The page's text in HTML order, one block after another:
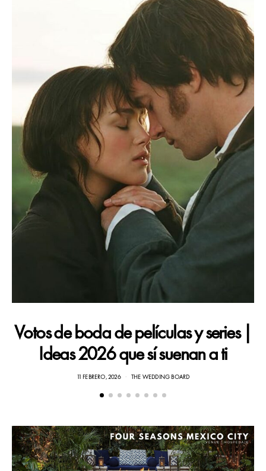
Votos de boda de películas y series |
Ideas 2026 que sí suenan a ti
11 FEBRERO, 2026 THE WEDDING BOARD